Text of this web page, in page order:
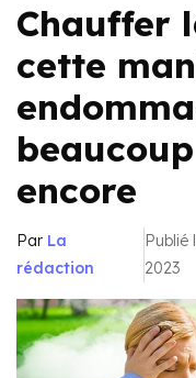
Chauffer
cette
encore
Par La
rédaction
Publié
2023